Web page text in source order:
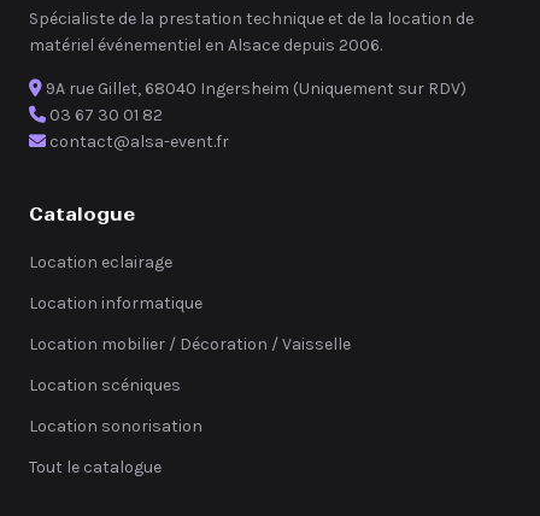
Spécialiste de la prestation technique et de la location de
matériel événementiel en Alsace depuis 2006.
9A rue Gillet, 68040 Ingersheim (Uniquement sur RDV)
03 67 30 01 82
contact@alsa-event.fr
Catalogue
Location eclairage
Location informatique
Location mobilier / Décoration / Vaisselle
Location scéniques
Location sonorisation
Tout le catalogue